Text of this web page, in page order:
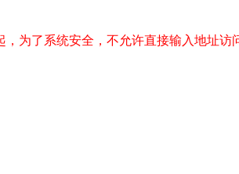
，为了系统安全，不允许直接输入地址访